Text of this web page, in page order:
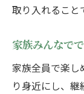
取り入れること
家族みんなで
家族全員で楽し
り身近にし、